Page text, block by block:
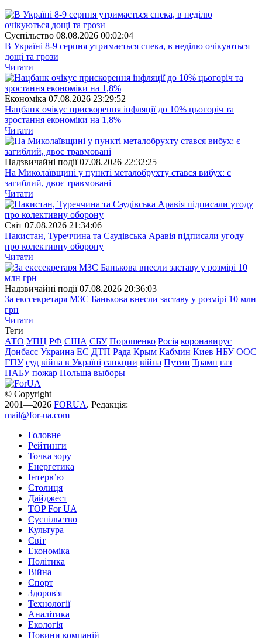
Суспiльство 08.08.2026 00:02:04
В Україні 8-9 серпня утримається спека, в неділю очікуються
дощі та грози
Читати
Економіка 07.08.2026 23:29:52
Нацбанк очікує прискорення інфляції до 10% цьогоріч та
зростання економіки на 1,8%
Читати
Надзвичайні події 07.08.2026 22:32:25
На Миколаївщині у пункті металобрухту стався вибух: є
загиблий, двоє травмовані
Читати
Свiт 07.08.2026 21:34:06
Пакистан, Туреччина та Саудівська Аравія підписали угоду
про колективну оборону
Читати
Надзвичайні події 07.08.2026 20:36:03
За екссекретаря МЗС Банькова внесли заставу у розмірі 10 млн
грн
Читати
Теги
АТО УПЦ РФ США СБУ Порошенко Росія коронавирус
Донбасс Украина ЕС ДТП Рада Крым Кабмин Киев НБУ ООС
ГПУ суд війна в Україні санкции війна Путин Трамп газ
НАБУ пожар Польша выборы
© Copyright
2001—2026 FORUA. Редакція:
mail@for-ua.com
Головне
Рейтинги
Точка зору
Енергетика
Інтерв’ю
Столиця
Дайджест
TOP For UA
Суспiльство
Культура
Світ
Економіка
Політика
Війна
Спорт
Здоров'я
Технології
Аналітика
Екологія
Новини компаній